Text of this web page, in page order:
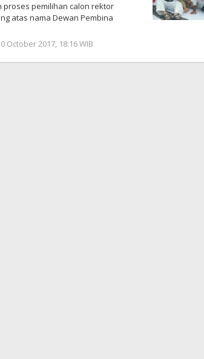
proses pemilihan calon rektor
atas nama Dewan Pembina
October 2017, 18:16 WIB